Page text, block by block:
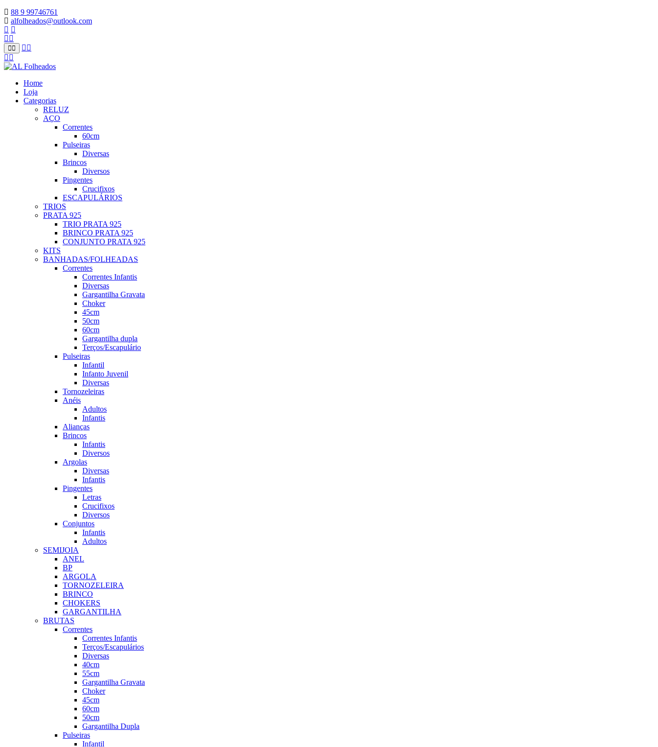
88 9 99746761
alfolheados@outlook.com
Home
Loja
Categorias
RELUZ
AÇO
Correntes
60cm
Pulseiras
Diversas
Brincos
Diversos
Pingentes
Crucifixos
ESCAPULÁRIOS
TRIOS
PRATA 925
TRIO PRATA 925
BRINCO PRATA 925
CONJUNTO PRATA 925
KITS
BANHADAS/FOLHEADAS
Correntes
Correntes Infantis
Diversas
Gargantilha Gravata
Choker
45cm
50cm
60cm
Gargantilha dupla
Terços/Escapulário
Pulseiras
Infantil
Infanto Juvenil
Diversas
Tornozeleiras
Anéis
Adultos
Infantis
Alianças
Brincos
Infantis
Diversos
Argolas
Diversas
Infantis
Pingentes
Letras
Crucifixos
Diversos
Conjuntos
Infantis
Adultos
SEMIJOIA
ANEL
BP
ARGOLA
TORNOZELEIRA
BRINCO
CHOKERS
GARGANTILHA
BRUTAS
Correntes
Correntes Infantis
Terços/Escapulários
Diversas
40cm
55cm
Gargantilha Gravata
Choker
45cm
60cm
50cm
Gargantilha Dupla
Pulseiras
Infantil